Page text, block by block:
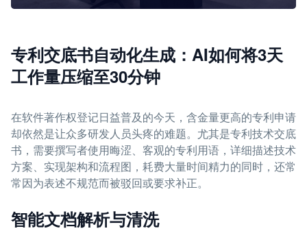
专利交底书自动化生成：AI如何将3天
工作量压缩至30分钟
在软件著作权登记日益普及的今天，含金量更高的专利申请
却依然是让众多研发人员头疼的难题。尤其是专利技术交底
书，需要撰写者使用晦涩、客观的专利用语，详细描述技术
方案、实现架构和流程图，耗费大量时间精力的同时，还常
常因为表述不规范而被驳回或要求补正。
智能文档解析与清洗